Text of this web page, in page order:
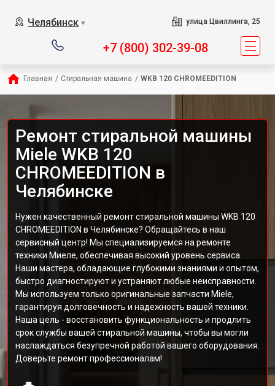
Челябинск ▼ улица Цвиллинга, 25
+7 (800) 302-39-08
Главная / Стиральная машина / WKB 120 CHROMEEDITION
Ремонт стиральной машины
Miele WKB 120
CHROMEEDITION в
Челябинске
Нужен качественный ремонт стиральной машины WKB 120
CHROMEEDITION в Челябинске? Обращайтесь в наш
сервисный центр! Мы специализируемся на ремонте
техники Миеле, обеспечивая высокий уровень сервиса.
Наши мастера, обладающие глубокими знаниями и опытом,
быстро диагностируют и устраняют любые неисправности.
Мы используем только оригинальные запчасти Miele,
гарантируя долговечность и надежность вашей техники.
Наша цель - восстановить функциональность и продлить
срок службы вашей стиральной машины, чтобы вы могли
наслаждаться безупречной работой вашего оборудования.
Доверьте ремонт профессионалам!